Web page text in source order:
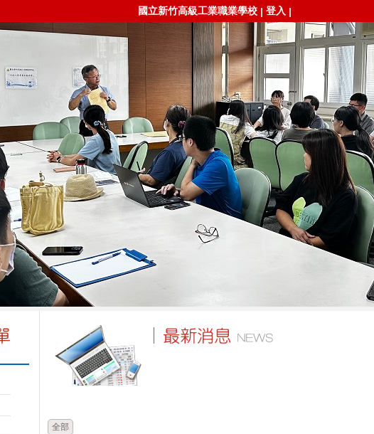
國立新竹高級工業職業學校 | 登入 |
全部